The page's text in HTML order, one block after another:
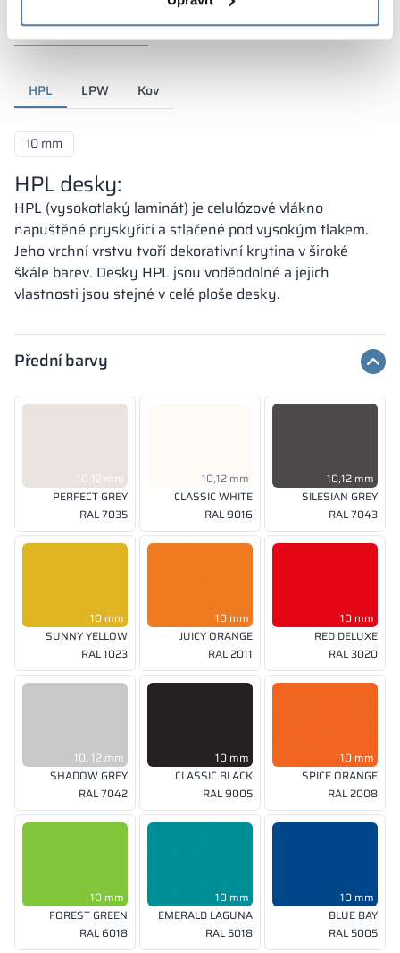
Materiály a barvy
HPL LPW Kov
10 mm
HPL desky:
HPL (vysokotlaký laminát) je celulózové vlákno
napuštěné pryskyřicí a stlačené pod vysokým tlakem.
Jeho vrchní vrstvu tvoří dekorativní krytina v široké
škále barev. Desky HPL jsou voděodolné a jejich
vlastnosti jsou stejné v celé ploše desky.
Přední barvy
10,12 mm
PERFECT GREY
RAL 7035
10,12 mm
CLASSIC WHITE
RAL 9016
10,12 mm
SILESIAN GREY
RAL 7043
10 mm
SUNNY YELLOW
RAL 1023
10 mm
JUICY ORANGE
RAL 2011
10 mm
RED DELUXE
RAL 3020
10, 12 mm
SHADOW GREY
RAL 7042
10 mm
CLASSIC BLACK
RAL 9005
10 mm
SPICE ORANGE
RAL 2008
10 mm
FOREST GREEN
RAL 6018
10 mm
EMERALD LAGUNA
RAL 5018
10 mm
BLUE BAY
RAL 5005